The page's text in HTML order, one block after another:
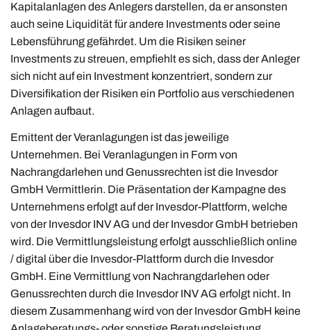
Kapitalanlagen des Anlegers darstellen, da er ansonsten
auch seine Liquidität für andere Investments oder seine
Lebensführung gefährdet. Um die Risiken seiner
Investments zu streuen, empfiehlt es sich, dass der Anleger
sich nicht auf ein Investment konzentriert, sondern zur
Diversifikation der Risiken ein Portfolio aus verschiedenen
Anlagen aufbaut.
Emittent der Veranlagungen ist das jeweilige
Unternehmen. Bei Veranlagungen in Form von
Nachrangdarlehen und Genussrechten ist die Invesdor
GmbH Vermittlerin. Die Präsentation der Kampagne des
Unternehmens erfolgt auf der Invesdor-Plattform, welche
von der Invesdor INV AG und der Invesdor GmbH betrieben
wird. Die Vermittlungsleistung erfolgt ausschließlich online
/ digital über die Invesdor-Plattform durch die Invesdor
GmbH. Eine Vermittlung von Nachrangdarlehen oder
Genussrechten durch die Invesdor INV AG erfolgt nicht. In
diesem Zusammenhang wird von der Invesdor GmbH keine